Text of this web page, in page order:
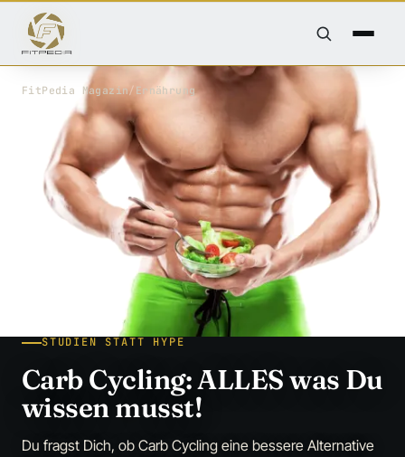
FitPedia Magazin/ Ernährung
STUDIEN STATT HYPE
Carb Cycling: ALLES was Du
wissen musst!
Du fragst Dich, ob Carb Cycling eine bessere Alternative